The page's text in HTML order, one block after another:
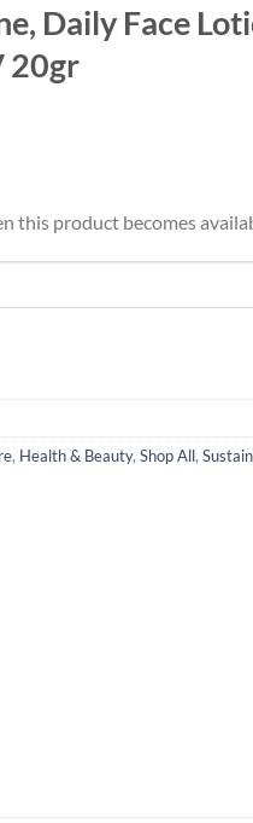
Daily Face
20gr
this product becomes
, Health & Beauty, Shop All,